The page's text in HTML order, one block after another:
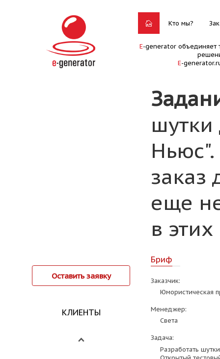
Кто мы?
E-generator объединяет
E-
заказ
еще
в
Оставить заявку
КЛИЕНТЫ
Бриф
Заказчик:
Юмористическая
Менеджер:
Света
Задача:
Разработать